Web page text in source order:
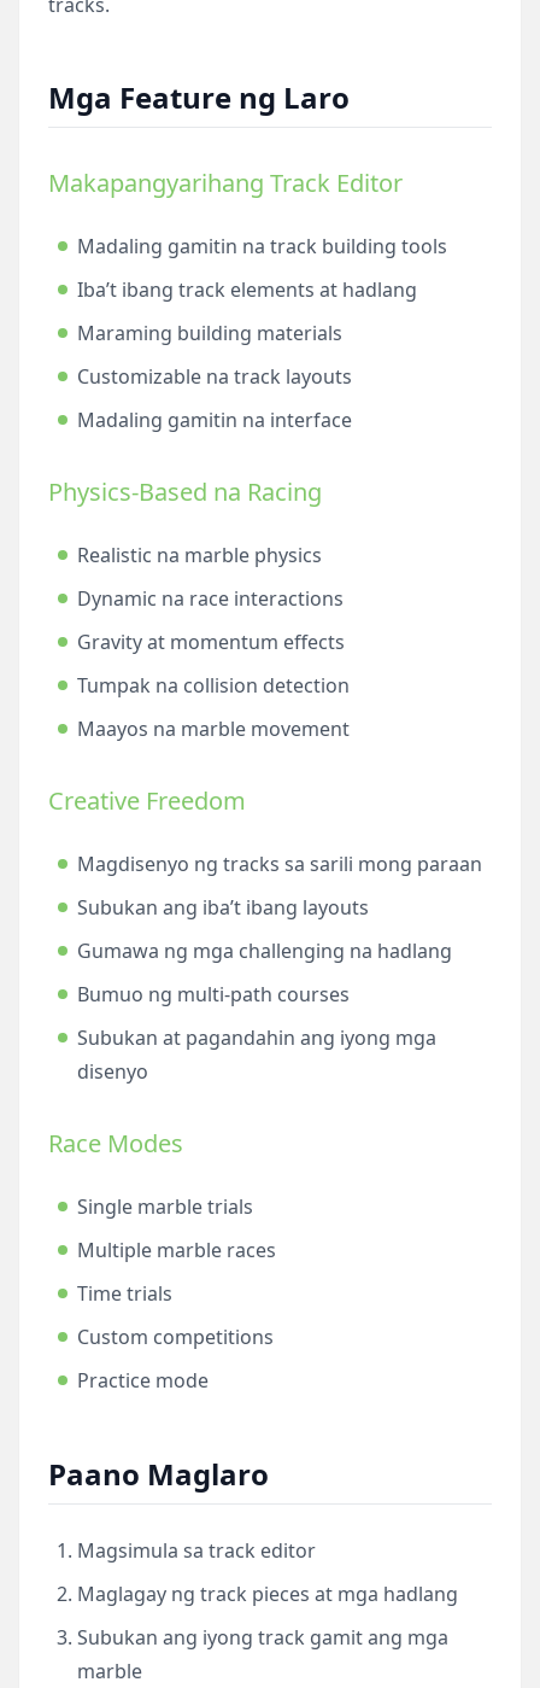
Mga Feature ng Laro
Makapangyarihang Track Editor
Madaling gamitin na track building tools
Iba’t ibang track elements at hadlang
Maraming building materials
Customizable na track layouts
Madaling gamitin na interface
Physics-Based na Racing
Realistic na marble physics
Dynamic na race interactions
Gravity at momentum effects
Tumpak na collision detection
Maayos na marble movement
Creative Freedom
Magdisenyo ng tracks sa sarili mong paraan
Subukan ang iba’t ibang layouts
Gumawa ng mga challenging na hadlang
Bumuo ng multi-path courses
Subukan at pagandahin ang iyong mga
disenyo
Race Modes
Single marble trials
Multiple marble races
Time trials
Custom competitions
Practice mode
Paano Maglaro
Magsimula sa track editor
Maglagay ng track pieces at mga hadlang
Subukan ang iyong track gamit ang mga
marble